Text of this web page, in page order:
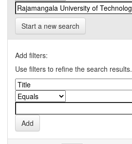
Start a new search
Add filters:
Use filters to refine the search results.